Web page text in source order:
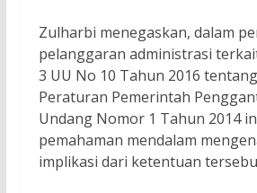
Zulharbi menegaskan, dalam
pelanggaran administrasi
3 UU No 10 Tahun 2016
Peraturan Pemerintah
Undang Nomor 1 Tahun 2014
pemahaman mendalam
implikasi dari ketentuan